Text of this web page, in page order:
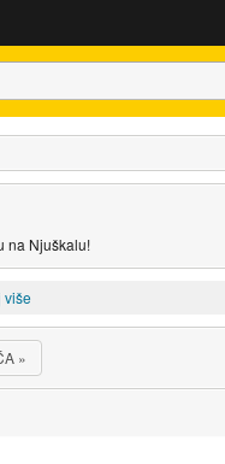
na Njuškalu!
više
»